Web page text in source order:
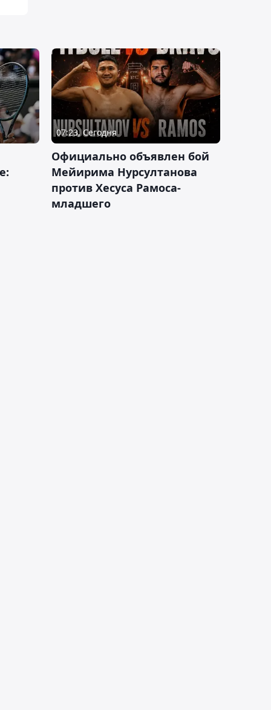
07:23, Сегодня
Официально объявлен бой
Мейирима Нурсултанова
против Хесуса Рамоса-
младшего